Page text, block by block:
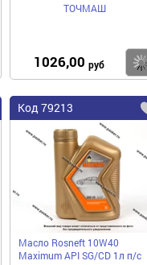
Купить
ТОЧМАШ
1026,00 руб
Код 79213
Масло Rosneft 10W40
Maximum API SG/CD 1л п/с